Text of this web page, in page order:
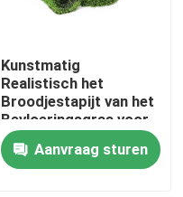
Kunstmatig
Realistisch het
Broodjestapijt van het
Bevloeringsgras voor
Tuinbinnenplaats
17000D 2 *
25m/Broodje
Aanvraag sturen